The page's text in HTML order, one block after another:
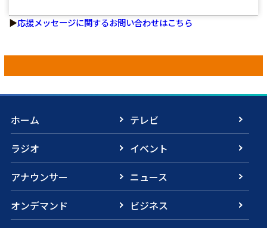
▶応援メッセージに関するお問い合わせはこちら
ホーム
テレビ
ラジオ
イベント
アナウンサー
ニュース
オンデマンド
ビジネス